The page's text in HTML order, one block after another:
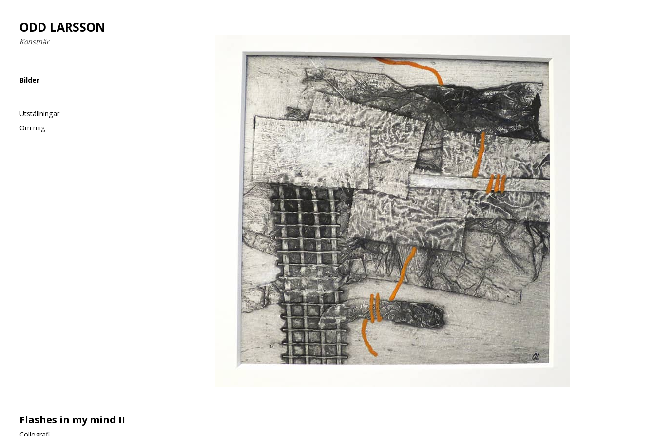
ODD LARSSON
Konstnär
Bilder
Utställningar
Om mig
Flashes in my mind II